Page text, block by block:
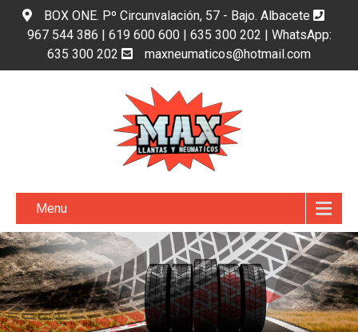
BOX ONE. Pº Circunvalación, 57 - Bajo. Albacete
967 544 386 | 619 600 600 | 635 300 202 | WhatsApp:
635 300 202
maxneumaticos@hotmail.com
Menu